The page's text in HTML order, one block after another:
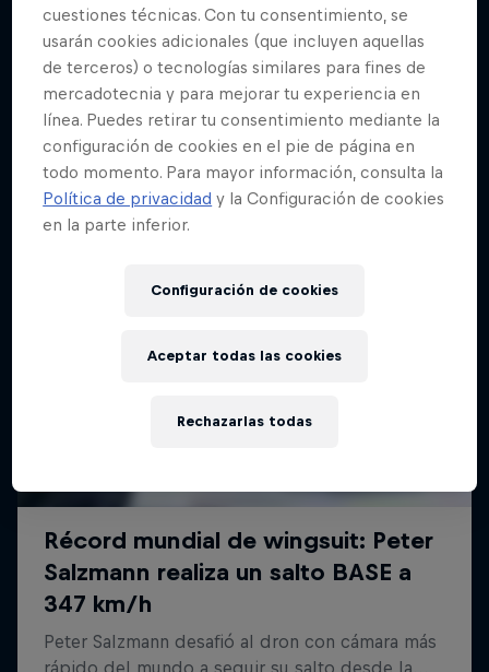
cuestiones técnicas. Con tu consentimiento, se
usarán cookies adicionales (que incluyen aquellas
de terceros) o tecnologías similares para fines de
mercadotecnia y para mejorar tu experiencia en
línea. Puedes retirar tu consentimiento mediante la
configuración de cookies en el pie de página en
todo momento. Para mayor información, consulta la
Política de privacidad y la Configuración de cookies
en la parte inferior.
Configuración de cookies
Rechazarlas todas
Aceptar todas las cookies